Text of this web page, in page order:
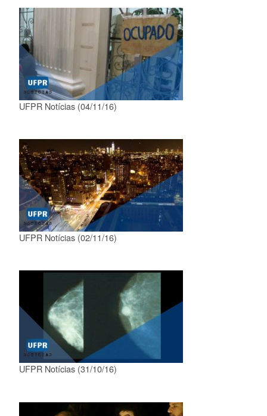
UFPR Notícias (04/11/16)
UFPR Notícias (02/11/16)
UFPR Notícias (31/10/16)